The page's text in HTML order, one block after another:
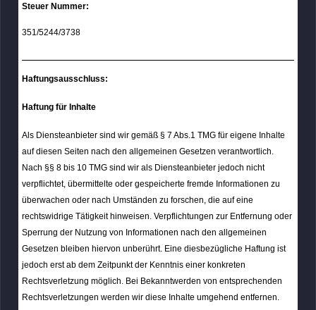
Steuer Nummer:
351/5244/3738
Haftungsausschluss:
Haftung für Inhalte
Als Diensteanbieter sind wir gemäß § 7 Abs.1 TMG für eigene Inhalte
auf diesen Seiten nach den allgemeinen Gesetzen verantwortlich.
Nach §§ 8 bis 10 TMG sind wir als Diensteanbieter jedoch nicht
verpflichtet, übermittelte oder gespeicherte fremde Informationen zu
überwachen oder nach Umständen zu forschen, die auf eine
rechtswidrige Tätigkeit hinweisen. Verpflichtungen zur Entfernung oder
Sperrung der Nutzung von Informationen nach den allgemeinen
Gesetzen bleiben hiervon unberührt. Eine diesbezügliche Haftung ist
jedoch erst ab dem Zeitpunkt der Kenntnis einer konkreten
Rechtsverletzung möglich. Bei Bekanntwerden von entsprechenden
Rechtsverletzungen werden wir diese Inhalte umgehend entfernen.